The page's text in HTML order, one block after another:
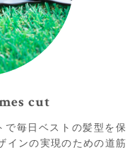
cut
毎日ベストの髪型を保
インの実現のための道筋